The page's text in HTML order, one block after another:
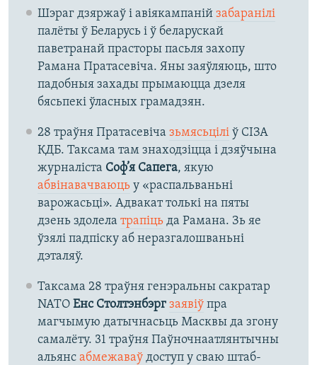
Шэраг дзяржаў і авіякампаній забаранілі
палёты ў Беларусь і ў беларускай
паветранай прасторы пасьля захопу
Рамана Пратасевіча. Яны заяўляюць, што
падобныя захады прымаюцца дзеля
бясьпекі ўласных грамадзян.
28 траўня Пратасевіча зьмясьціліў СІЗА
КДБ. Таксама там знаходзіцца і дзяўчына
журналіста Соф’я Сапега, якую
абвінавачваюцьу «распальваньні
варожасьці». Адвакат толькі на пяты
дзень здолела трапіцьда Рамана. Зь яе
ўзялі падпіску аб неразгалошваньні
дэталяў.
Таксама 28 траўня генэральны сакратар
NATO Енс Столтэнбэрг заявіўпра
магчымую датычнасьць Масквы да згону
самалёту. 31 траўня Паўночнаатлянтычны
альянс абмежаваўдоступ у сваю штаб-